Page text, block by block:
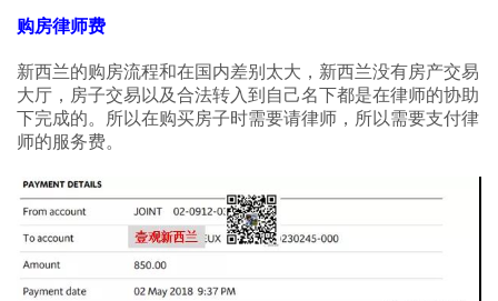
购房律师费
新西兰的购房流程和在国内差别太大，新西兰没有房产交易
大厅，房子交易以及合法转入到自己名下都是在律师的协助
下完成的。所以在购买房子时需要请律师，所以需要支付律
师的服务费。